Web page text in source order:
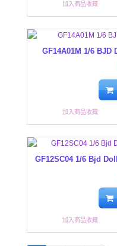
加入商品收藏
GF14A01M 1/6
加入商品收藏
GF12SC04 1/6 Bjd
加入商品收藏